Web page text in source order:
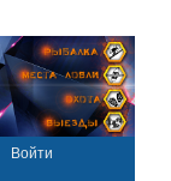
Войти